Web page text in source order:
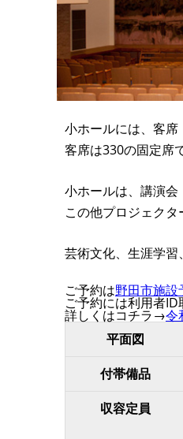
小ホールには、客席
客席は330の固定席
小ホールは、講演会
この他プロジェクタ
芸術文化、生涯学
ご予約は野田市施設
ご予約には利用者ID
詳しくはコチラ→令
平面図
付帯備品
収容定員